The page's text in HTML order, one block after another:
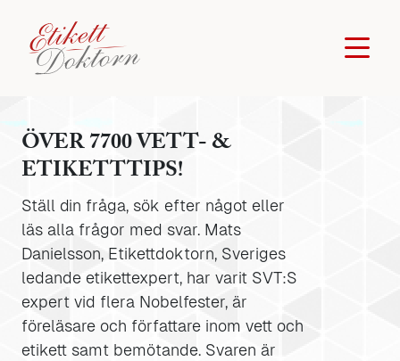
ÖVER 7700 VETT- &
ETIKETTTIPS!
Ställ din fråga, sök efter något eller
läs alla frågor med svar. Mats
Danielsson, Etikettdoktorn, Sveriges
ledande etikettexpert, har varit SVT:S
expert vid flera Nobelfester, är
föreläsare och författare inom vett och
etikett samt bemötande. Svaren är